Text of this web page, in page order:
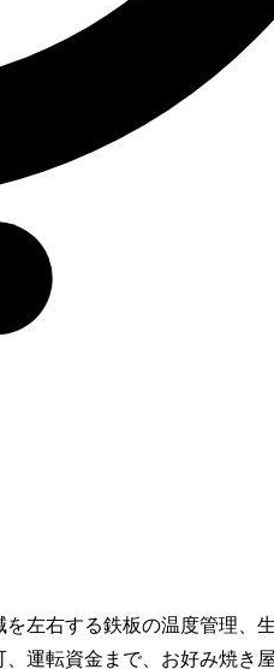
左右する鉄板の温度管理、
運転資金まで、お好み焼き